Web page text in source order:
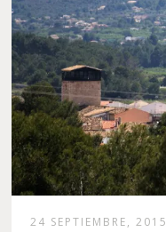
24 SEPTIEMBRE, 2015